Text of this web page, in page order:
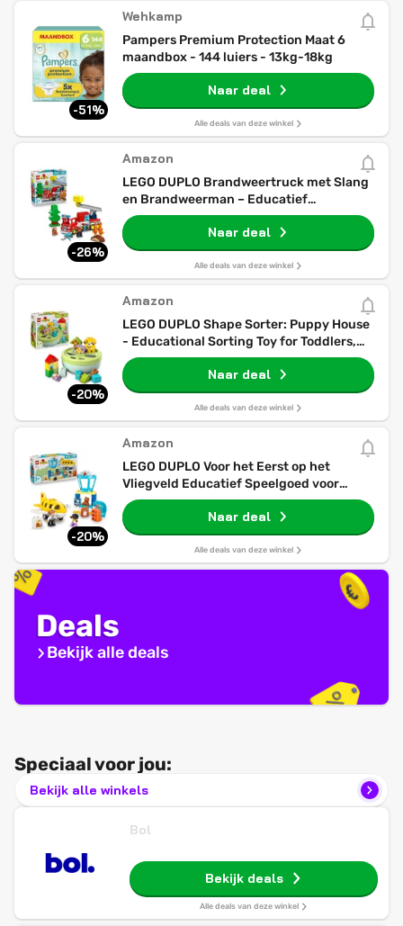
-51%
Wehkamp
Pampers Premium Protection Maat 6
maandbox - 144 luiers - 13kg-18kg
Naar deal
Alle deals van deze winkel
-26%
Amazon
LEGO DUPLO Brandweertruck met Slang
en Brandweerman – Educatief
Speelgoed voor Peuters – Rode
Brandweerwagen met Ladder, Figuur en
Eekhoorn – Cadeau voor Jongens en
Meisjes vanaf 2 Jaar – 10473
Naar deal
Alle deals van deze winkel
-20%
Amazon
LEGO DUPLO Shape Sorter: Puppy House
- Educational Sorting Toy for Toddlers,
with Colourful Bricks in Various Shapes -
Fine Motor Skill Development Set for 18
Month Old Girls & Boys - 10441
Naar deal
Alle deals van deze winkel
-20%
Amazon
LEGO DUPLO Voor het Eerst op het
Vliegveld Educatief Speelgoed voor
Peuters voor Fijne Motoriek met
Vliegtuig, 2 Figuren en Teddybeer -
Cadeau voor Jongens en Meisjes vanaf 2
Naar deal
Alle deals van deze winkel
Deals
Bekijk alle deals
Speciaal voor jou:
Bekijk alle winkels
Bol
Bekijk deals
Alle deals van deze winkel